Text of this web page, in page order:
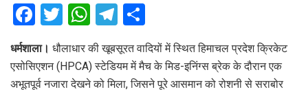
F
ce
b
T
tt
er
W
h
at
s
T
e
gr
h
ar
e
धर्मशाला। धौलाधार की खूबसूरत वादियों में स्थित हिमाचल प्रदेश क्रिकेट
एसोसिएशन (HPCA) स्टेडियम में मैच के मिड-इनिंग्स ब्रेक के दौरान एक
अभूतपूर्व नजारा देखने को मिला, जिसने पूरे आसमान को रोशनी से सराबोर